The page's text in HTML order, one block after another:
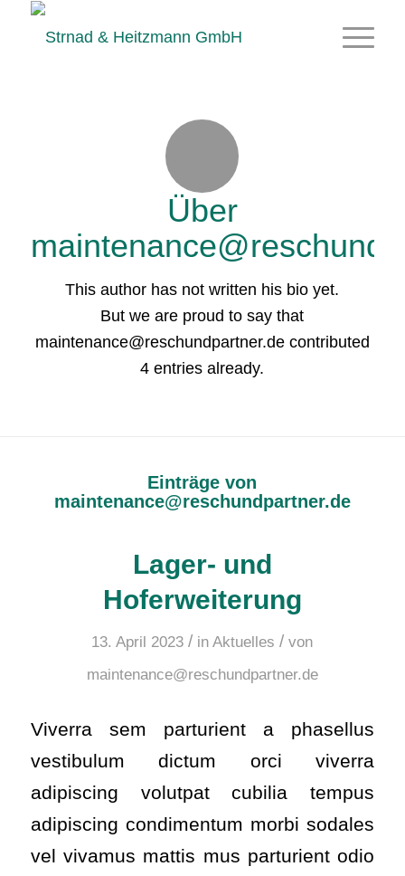
Über
This author has not written his bio yet.
But we are proud to say that
maintenance@reschundpartner.decontributed
4 entries already.
Einträge von
maintenance@reschundpartner.de
Lager- und
Hoferweiterung
13. April 2023 / inAktuelles / von
maintenance@reschundpartner.de
Viverra sem parturient a phasellus
vestibulum dictum orci viverra
adipiscing volutpat cubilia tempus
adipiscing condimentum morbi sodales
vel vivamus mattis mus parturient odio